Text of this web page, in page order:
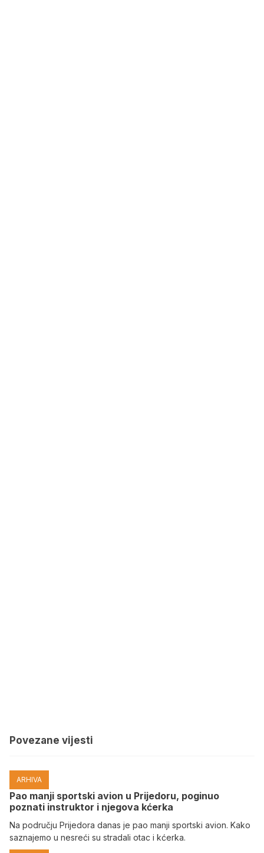
Povezane vijesti
ARHIVA
Pao manji sportski avion u Prijedoru, poginuo
poznati instruktor i njegova kćerka
Na području Prijedora danas je pao manji sportski avion. Kako
saznajemo u nesreći su stradali otac i kćerka.